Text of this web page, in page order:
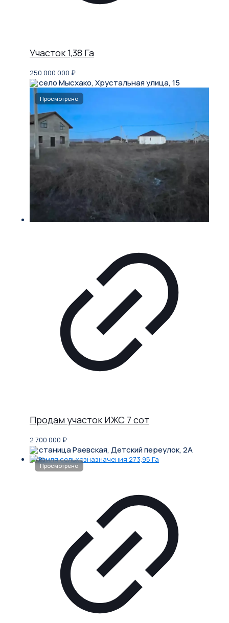
Участок 1,38 Га
250 000 000 ₽
село Мысхако, Хрустальная улица, 15
Продам участок ИЖС 7 сот
2 700 000 ₽
станица Раевская, Детский переулок, 2А